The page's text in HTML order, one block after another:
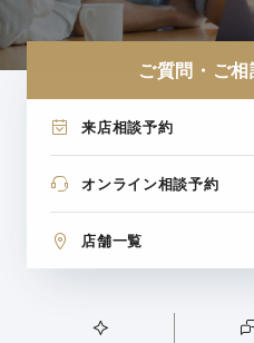
ご質問・ご
来店相談予約
オンライン相談予約
店舗一覧